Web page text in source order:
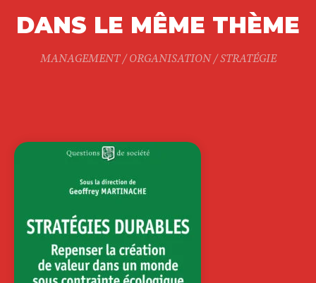
DANS LE MÊME THÈME
MANAGEMENT / ORGANISATION / STRATÉGIE